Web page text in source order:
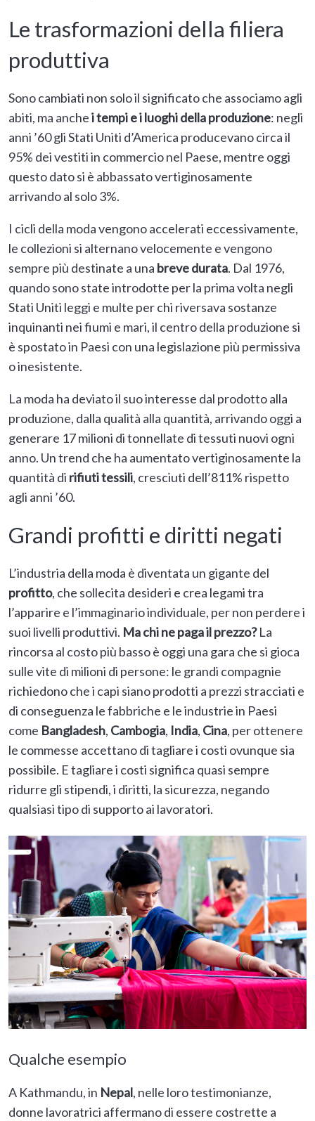
Le trasformazioni della filiera
produttiva
Sono cambiati non solo il significato che associamo agli
abiti, ma anchei tempi e i luoghi della produzione: negli
anni ’60 gli Stati Uniti d’America producevano circa il
95% dei vestiti in commercio nel Paese, mentre oggi
questo dato si è abbassato vertiginosamente
arrivando al solo 3%.
I cicli della moda vengono accelerati eccessivamente,
le collezioni si alternano velocemente e vengono
sempre più destinate a una breve durata. Dal 1976,
quando sono state introdotte per la prima volta negli
Stati Uniti leggi e multe per chi riversava sostanze
inquinanti nei fiumi e mari, il centro della produzione si
è spostato in Paesi con una legislazione più permissiva
o inesistente.
La moda ha deviato il suo interesse dal prodotto alla
produzione, dalla qualità alla quantità, arrivando oggi a
generare 17 milioni di tonnellate di tessuti nuovi ogni
anno. Un trend che ha aumentato vertiginosamente la
quantità di rifiuti tessili, cresciuti dell’811% rispetto
agli anni ’60.
Grandi profitti e diritti negati
L’industria della moda è diventata un gigante del
profitto, che sollecita desideri e crea legami tra
l’apparire e l’immaginario individuale, per non perdere i
suoi livelli produttivi. Ma chi ne paga il prezzo?La
rincorsa al costo più basso è oggi una gara che si gioca
sulle vite di milioni di persone: le grandi compagnie
richiedono che i capi siano prodotti a prezzi stracciati e
di conseguenza le fabbriche e le industrie in Paesi
come Bangladesh, Cambogia, India, Cina, per ottenere
le commesse accettano di tagliare i costi ovunque sia
possibile. E tagliare i costi significa quasi sempre
ridurre gli stipendi, i diritti, la sicurezza, negando
qualsiasi tipo di supporto ai lavoratori.
Qualche esempio
A Kathmandu, in Nepal, nelle loro testimonianze,
donne lavoratrici affermano di essere costrette a